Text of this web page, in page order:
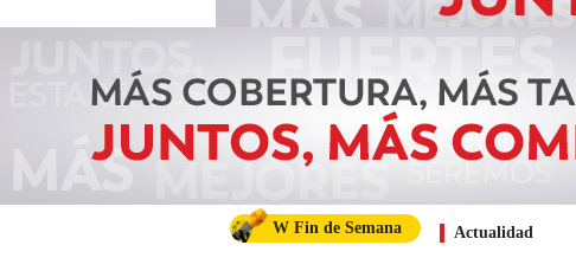
W Fin de Semana Actualidad